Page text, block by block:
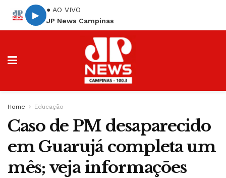
▶
● AO VIVO
JP News Campinas
Home Educação
Caso de PM desaparecido
em Guarujá completa um
mês; veja informações